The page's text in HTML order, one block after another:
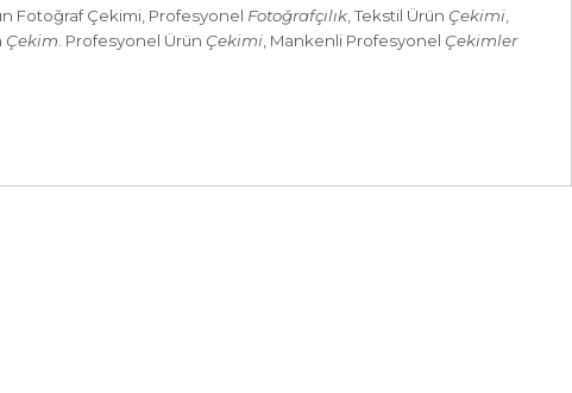
Fotoğraf Çekimi, Profesyonel Fotoğrafçılık, Tekstil Ürün Çekimi,
Çekim . Profesyonel Ürün Çekimi, Mankenli Profesyonel Çekimler